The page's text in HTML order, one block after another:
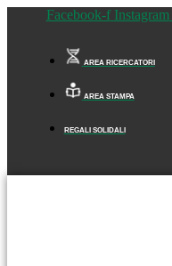
Facebook-f Instagram
AREA RICERCATORI
AREA STAMPA
REGALI SOLIDALI